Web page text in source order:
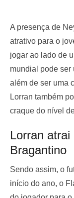
A presença de
atrativo para o
jogar ao lado de
mundial pode ser
além de ser uma
Lorran também
craque do nível
Lorran
Bragantino
Sendo assim, o
início do ano, o